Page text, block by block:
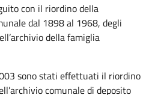
con il riordino della
dal 1898 al 1968, degli
della famiglia
sono stati effettuati il riordino
comunale di deposito